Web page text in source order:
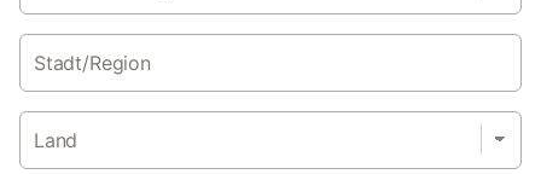
Stadt/Region
Land